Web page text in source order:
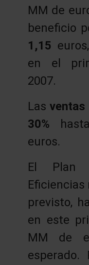
MM de
beneficio
1,15
en el
2007.
Lasventas
30%
euros.
El Plan
Eficiencias
previsto,
en este
MM de
esperado.